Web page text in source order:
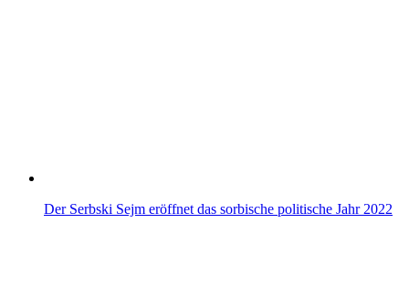
Der Serbski Sejm eröffnet das sorbische politische Jahr 2022